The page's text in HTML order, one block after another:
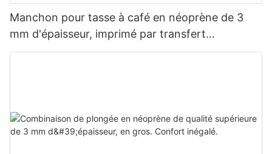
Manchon pour tasse à café en néoprène de 3
mm d'épaisseur, imprimé par transfert
thermique.